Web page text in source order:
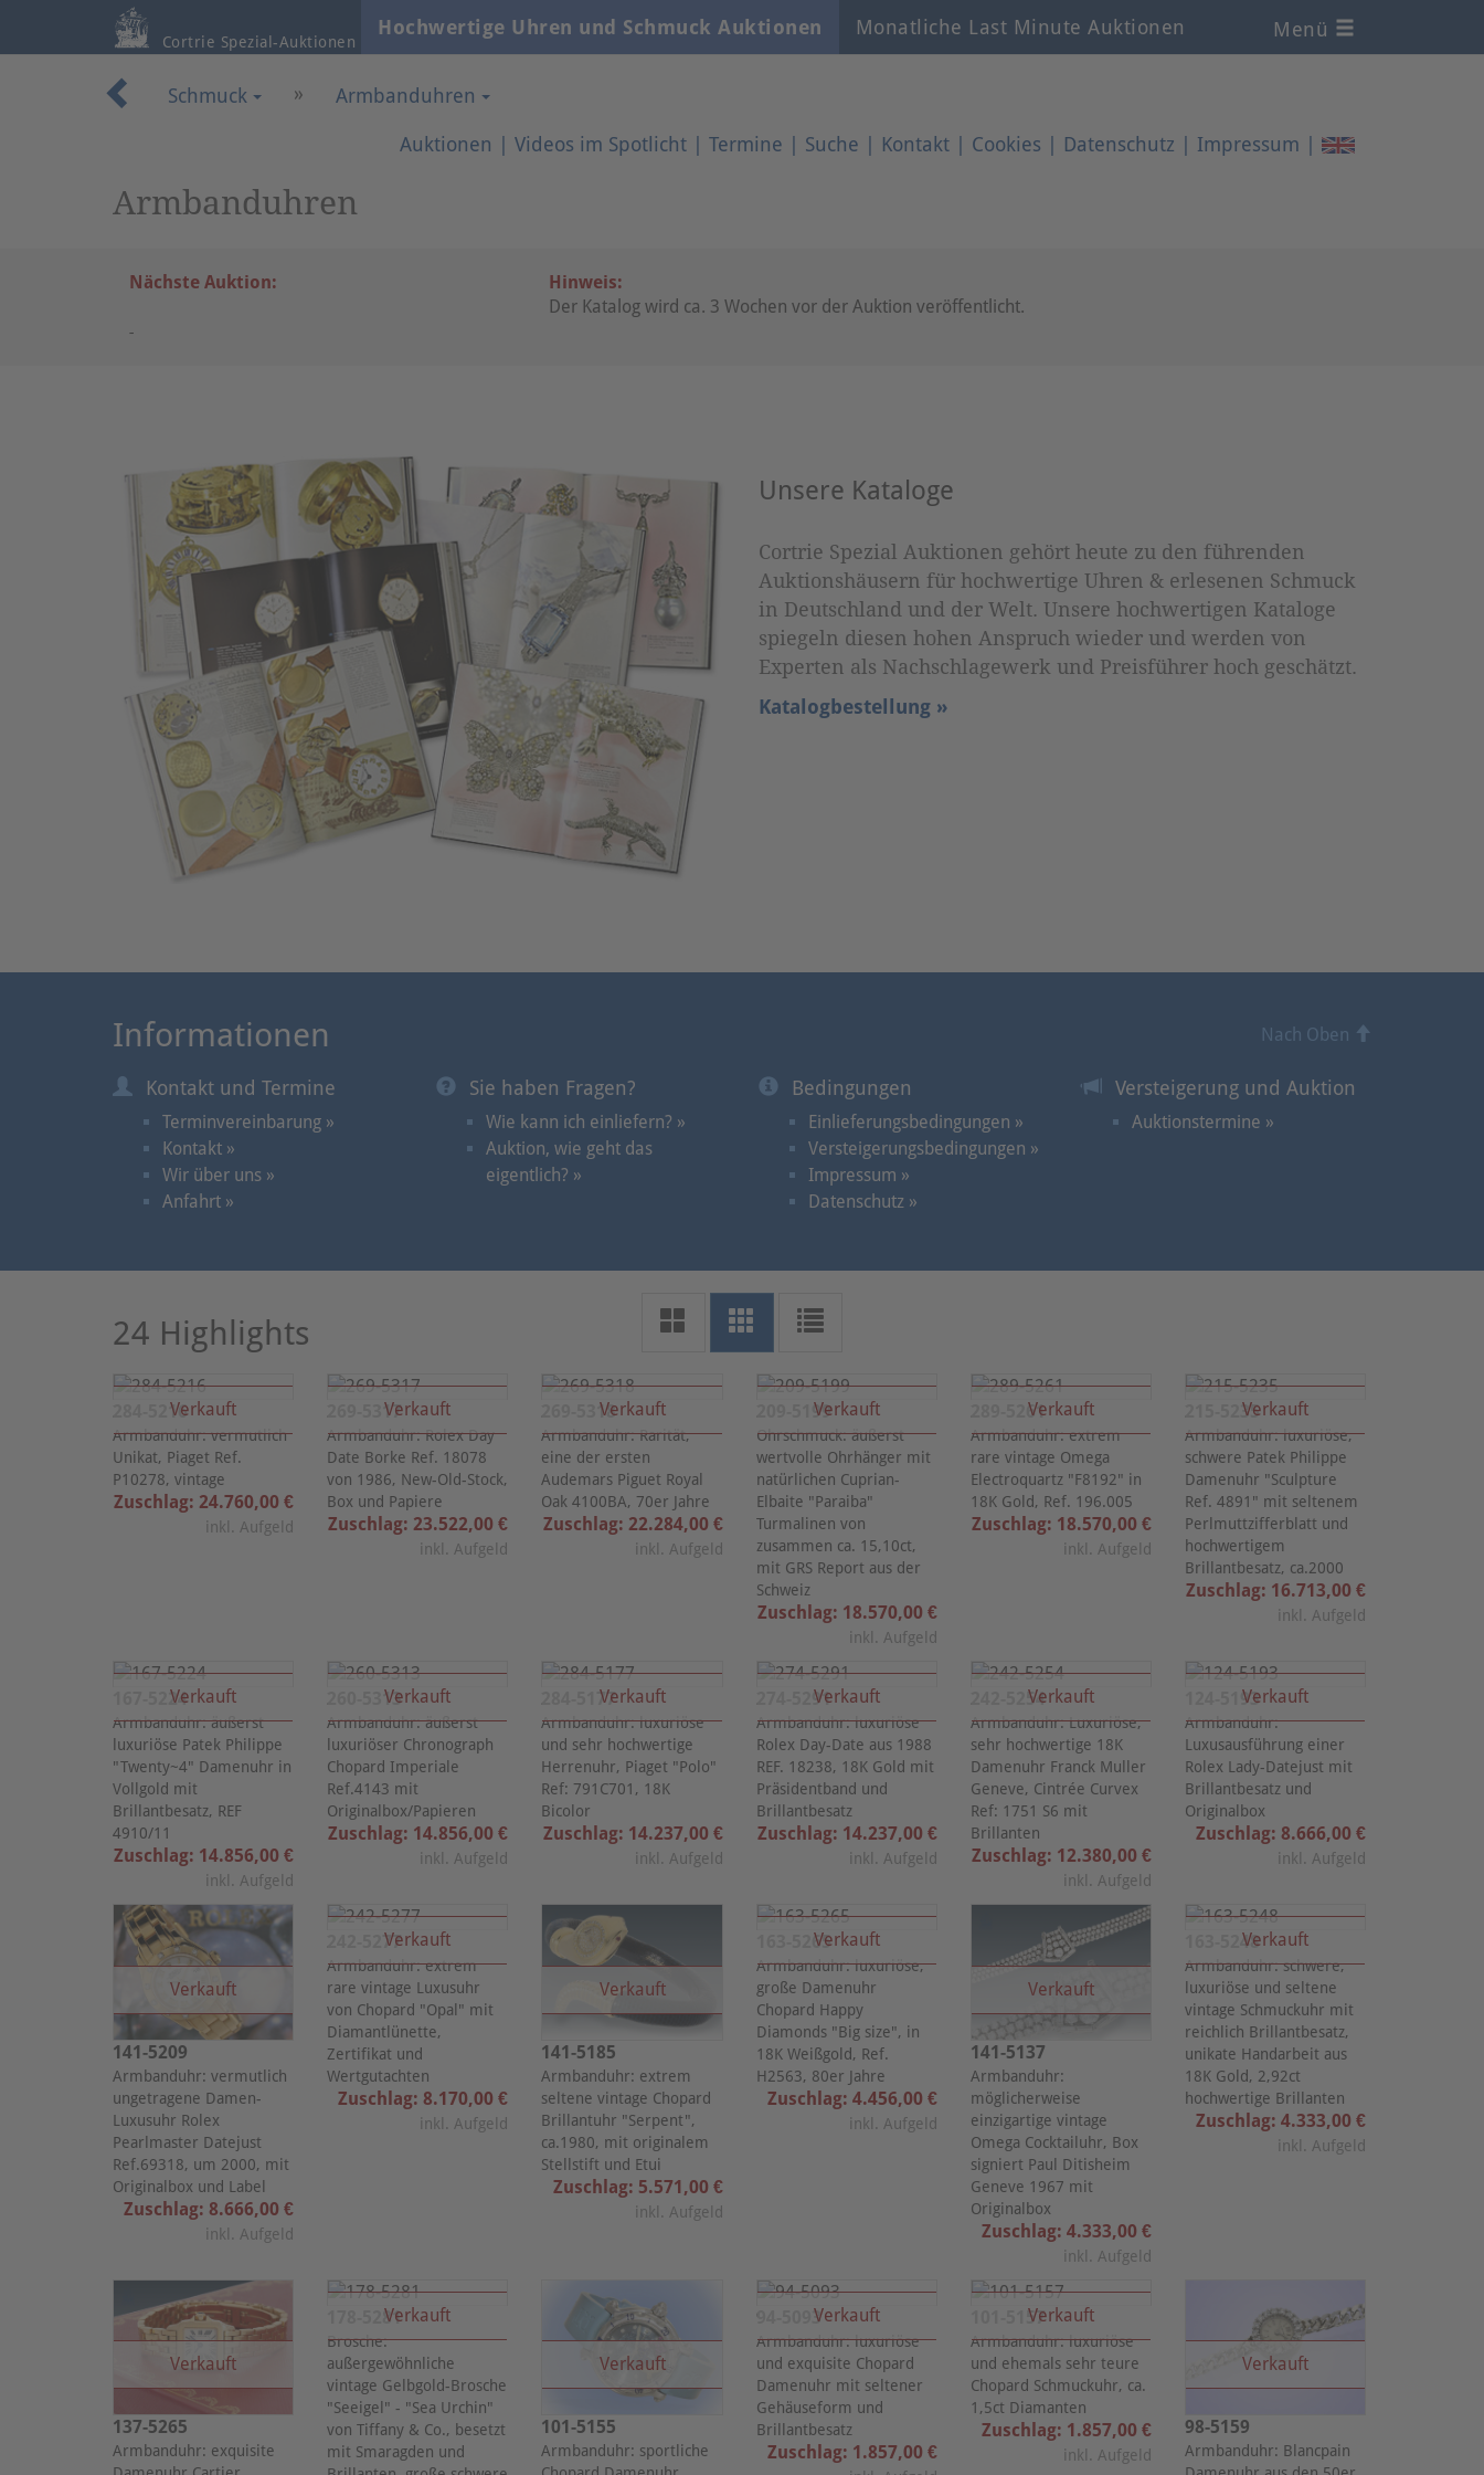
Cortrie Spezial-Auktionen
Hochwertige Uhren und Schmuck Auktionen Monatliche Last Minute Auktionen Menü
Schmuck » Armbanduhren
Auktionen | Videos im Spotlicht | Termine | Suche | Kontakt | Cookies | Datenschutz | Impressum |
Armbanduhren
Nächste Auktion:
-
Hinweis:
Der Katalog wird ca. 3 Wochen vor der Auktion veröffentlicht.
Unsere Kataloge
Cortrie Spezial Auktionen gehört heute zu den führenden
Auktionshäusern für hochwertige Uhren & erlesenen Schmuck
in Deutschland und der Welt. Unsere hochwertigen Kataloge
spiegeln diesen hohen Anspruch wieder und werden von
Experten als Nachschlagewerk und Preisführer hoch geschätzt.
Katalogbestellung »
Informationen Nach Oben
Kontakt und Termine
Terminvereinbarung »
Kontakt »
Wir über uns »
Anfahrt »
Sie haben Fragen?
Wie kann ich einliefern? »
Auktion, wie geht das
eigentlich? »
Bedingungen
Einlieferungsbedingungen »
Versteigerungsbedingungen »
Impressum »
Datenschutz »
Versteigerung und Auktion
Auktionstermine »
24 Highlights
Verkauft
284-5216
Armbanduhr: vermutlich
Unikat, Piaget Ref.
P10278, vintage
Zuschlag: 24.760,00 €
inkl. Aufgeld
Verkauft
269-5317
Armbanduhr: Rolex Day
Date Borke Ref. 18078
von 1986, New-Old-Stock,
Box und Papiere
Zuschlag: 23.522,00 €
inkl. Aufgeld
Verkauft
269-5318
Armbanduhr: Rarität,
eine der ersten
Audemars Piguet Royal
Oak 4100BA, 70er Jahre
Zuschlag: 22.284,00 €
inkl. Aufgeld
Verkauft
209-5199
Ohrschmuck: äußerst
wertvolle Ohrhänger mit
natürlichen Cuprian-
Elbaite "Paraiba"
Turmalinen von
zusammen ca. 15,10ct,
mit GRS Report aus der
Schweiz
Zuschlag: 18.570,00 €
inkl. Aufgeld
Verkauft
289-5261
Armbanduhr: extrem
rare vintage Omega
Electroquartz "F8192" in
18K Gold, Ref. 196.005
Zuschlag: 18.570,00 €
inkl. Aufgeld
Verkauft
215-5235
Armbanduhr: luxuriöse,
schwere Patek Philippe
Damenuhr "Sculpture
Ref. 4891" mit seltenem
Perlmuttzifferblatt und
hochwertigem
Brillantbesatz, ca.2000
Zuschlag: 16.713,00 €
inkl. Aufgeld
Verkauft
167-5224
Armbanduhr: äußerst
luxuriöse Patek Philippe
"Twenty~4" Damenuhr in
Vollgold mit
Brillantbesatz, REF
4910/11
Zuschlag: 14.856,00 €
inkl. Aufgeld
Verkauft
260-5313
Armbanduhr: äußerst
luxuriöser Chronograph
Chopard Imperiale
Ref.4143 mit
Originalbox/Papieren
Zuschlag: 14.856,00 €
inkl. Aufgeld
Verkauft
284-5177
Armbanduhr: luxuriöse
und sehr hochwertige
Herrenuhr, Piaget "Polo"
Ref: 791C701, 18K
Bicolor
Zuschlag: 14.237,00 €
inkl. Aufgeld
Verkauft
274-5291
Armbanduhr: luxuriöse
Rolex Day-Date aus 1988
REF. 18238, 18K Gold mit
Präsidentband und
Brillantbesatz
Zuschlag: 14.237,00 €
inkl. Aufgeld
Verkauft
242-5254
Armbanduhr: Luxuriöse,
sehr hochwertige 18K
Damenuhr Franck Muller
Geneve, Cintrée Curvex
Ref: 1751 S6 mit
Brillanten
Zuschlag: 12.380,00 €
inkl. Aufgeld
Verkauft
124-5193
Armbanduhr:
Luxusausführung einer
Rolex Lady-Datejust mit
Brillantbesatz und
Originalbox
Zuschlag: 8.666,00 €
inkl. Aufgeld
Verkauft
141-5209
Armbanduhr: vermutlich
ungetragene Damen-
Luxusuhr Rolex
Pearlmaster Datejust
Ref.69318, um 2000, mit
Originalbox und Label
Zuschlag: 8.666,00 €
inkl. Aufgeld
Verkauft
242-5277
Armbanduhr: extrem
rare vintage Luxusuhr
von Chopard "Opal" mit
Diamantlünette,
Zertifikat und
Wertgutachten
Zuschlag: 8.170,00 €
inkl. Aufgeld
Verkauft
141-5185
Armbanduhr: extrem
seltene vintage Chopard
Brillantuhr "Serpent",
ca.1980, mit originalem
Stellstift und Etui
Zuschlag: 5.571,00 €
inkl. Aufgeld
Verkauft
163-5265
Armbanduhr: luxuriöse,
große Damenuhr
Chopard Happy
Diamonds "Big size", in
18K Weißgold, Ref.
H2563, 80er Jahre
Zuschlag: 4.456,00 €
inkl. Aufgeld
Verkauft
141-5137
Armbanduhr:
möglicherweise
einzigartige vintage
Omega Cocktailuhr, Box
signiert Paul Ditisheim
Geneve 1967 mit
Originalbox
Zuschlag: 4.333,00 €
inkl. Aufgeld
Verkauft
163-5248
Armbanduhr: schwere,
luxuriöse und seltene
vintage Schmuckuhr mit
reichlich Brillantbesatz,
unikate Handarbeit aus
18K Gold, 2,92ct
hochwertige Brillanten
Zuschlag: 4.333,00 €
inkl. Aufgeld
Verkauft
137-5265
Armbanduhr: exquisite
Verkauft
178-5281
Brosche:
außergewöhnliche
vintage Gelbgold-Brosche
"Seeigel" - "Sea Urchin"
von Tiffany & Co., besetzt
mit Smaragden und
Verkauft
101-5155
Armbanduhr: sportliche
Verkauft
94-5093
Armbanduhr: luxuriöse
und exquisite Chopard
Damenuhr mit seltener
Gehäuseform und
Brillantbesatz
Zuschlag: 1.857,00 €
Verkauft
101-5157
Armbanduhr: luxuriöse
und ehemals sehr teure
Chopard Schmuckuhr, ca.
1,5ct Diamanten
Zuschlag: 1.857,00 €
inkl. Aufgeld
Verkauft
98-5159
Armbanduhr: Blancpain